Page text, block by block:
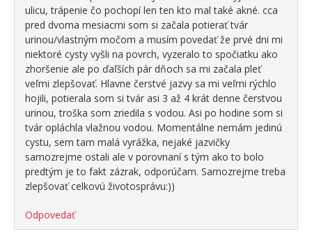
ulicu, trápenie čo pochopí len ten kto mal také akné. cca
pred dvoma mesiacmi som si začala potierať tvár
urinou/vlastným močom a musím povedať že prvé dni mi
niektoré cysty vyšli na povrch, vyzeralo to spočiatku ako
zhoršenie ale po ďaľších pár dňoch sa mi začala pleť
veľmi zlepšovať. Hlavne čerstvé jazvy sa mi veľmi rýchlo
hojili, potierala som si tvár asi 3 až 4 krát denne čerstvou
urinou, troška som zriedila s vodou. Asi po hodine som si
tvár opláchla vlažnou vodou. Momentálne nemám jedinú
cystu, sem tam malá vyrážka, nejaké jazvičky
samozrejme ostali ale v porovnaní s tým ako to bolo
predtým je to fakt zázrak, odporúčam. Samozrejme treba
zlepšovať celkovú životosprávu:))
Odpovedať